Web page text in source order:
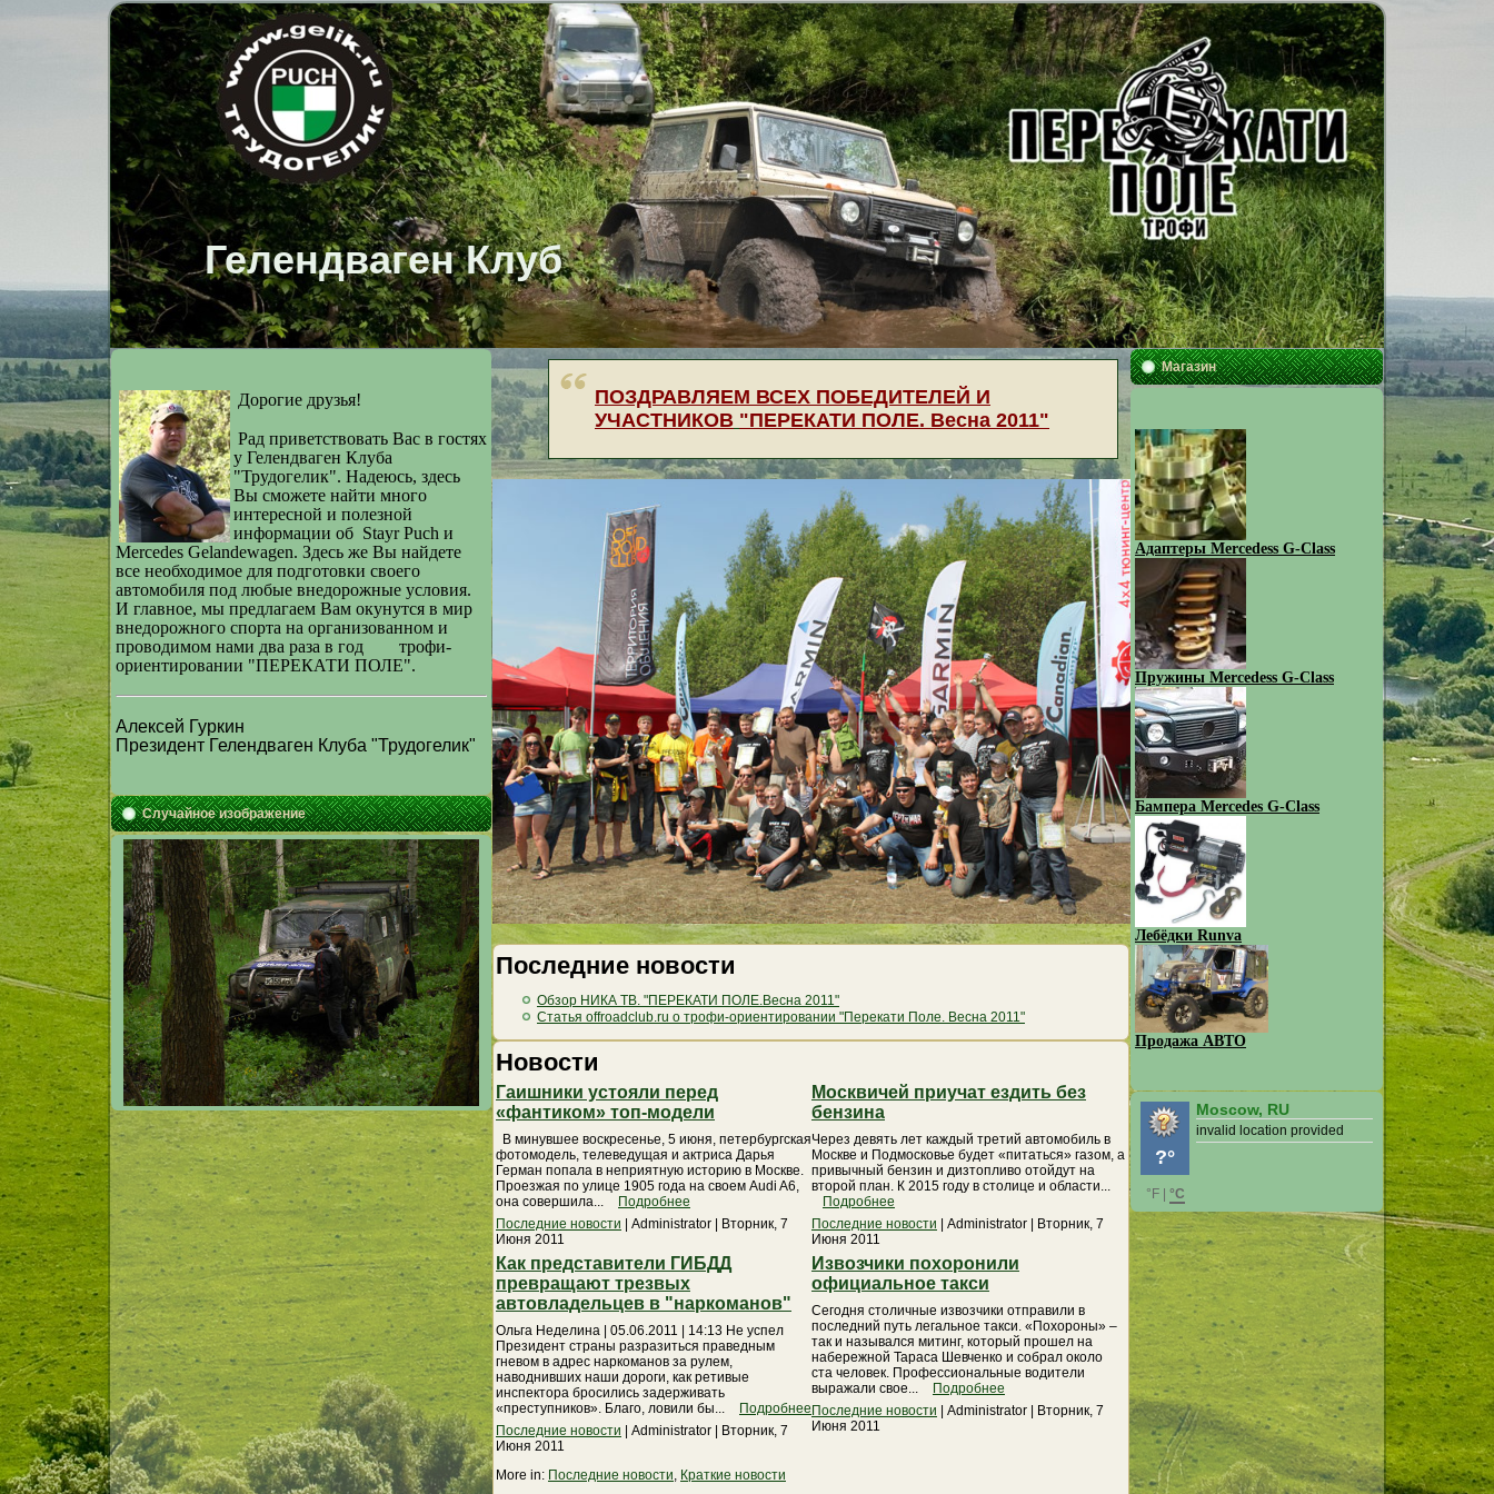
Гелендваген Клуб
Дорогие друзья!
Рад приветствовать Вас в гостях
у Гелендваген Клуба
"Трудогелик". Надеюсь, здесь
Вы cможете найти много
интересной и полезной
информации об Stayr Puch и
Mercedes Gelandewagen. Здесь же Вы найдете
все необходимое для подготовки своего
автомобиля под любые внедорожные условия.
И главное, мы предлагаем Вам окунутся в мир
внедорожного спорта на организованном и
проводимом нами два раза в год трофи-
ориентировании "ПЕРЕКАТИ ПОЛЕ".
Алексей Гуркин
Президент Гелендваген Клуба "Трудогелик"
Случайное изображение
ПОЗДРАВЛЯЕМ ВСЕХ ПОБЕДИТЕЛЕЙ И
УЧАСТНИКОВ "ПЕРЕКАТИ ПОЛЕ. Весна 2011"
Последние новости
Обзор НИКА ТВ. "ПЕРЕКАТИ ПОЛЕ.Весна 2011"
Статья offroadclub.ru о трофи-ориентировании "Перекати Поле. Весна 2011"
Новости
Гаишники устояли перед
«фантиком» топ-модели
В минувшее воскресенье, 5 июня, петербургская
фотомодель, телеведущая и актриса Дарья
Герман попала в неприятную историю в Москве.
Проезжая по улице 1905 года на своем Audi A6,
она совершила...
Подробнее
Последние новости | Administrator | Вторник, 7
Июня 2011
Москвичей приучат ездить без
бензина
Через девять лет каждый третий автомобиль в
Москве и Подмосковье будет «питаться» газом, а
привычный бензин и дизтопливо отойдут на
второй план. К 2015 году в столице и области...
Подробнее
Последние новости | Administrator | Вторник, 7
Июня 2011
Как представители ГИБДД
превращают трезвых
автовладельцев в "наркоманов"
Ольга Неделина | 05.06.2011 | 14:13 Не успел
Президент страны разразиться праведным
гневом в адрес наркоманов за рулем,
наводнивших наши дороги, как ретивые
инспектора бросились задерживать
«преступников». Благо, ловили бы...
Подробнее
Последние новости | Administrator | Вторник, 7
Июня 2011
Извозчики похоронили
официальное такси
Сегодня столичные извозчики отправили в
последний путь легальное такси. «Похороны» –
так и назывался митинг, который прошел на
набережной Тараса Шевченко и собрал около
ста человек. Профессиональные водители
выражали свое...
Подробнее
Последние новости | Administrator | Вторник, 7
Июня 2011
More in: Последние новости Краткие новости
Магазин
Адаптеры Mercedess G-Class
Пружины Mercedess G-Class
Бампера Mercedes G-Class
Лебёдки Runva
Продажа АВТО
?°
°F| °C
Moscow, RU
invalid location provided